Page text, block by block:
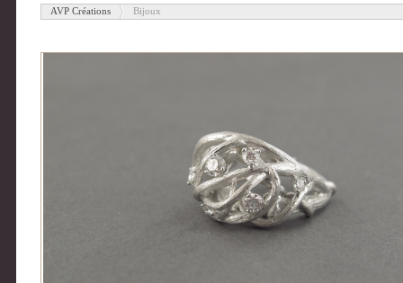
AVP Créations
Bijoux